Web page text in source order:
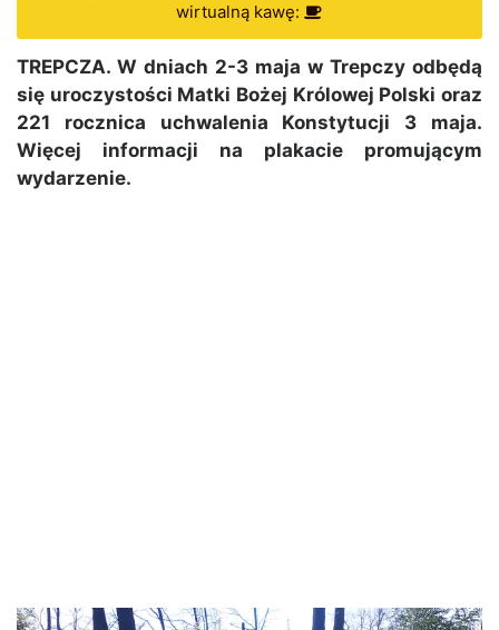
wirtualną kawę:
TREPCZA. W dniach 2-3 maja w Trepczy odbędą
się uroczystości Matki Bożej Królowej Polski oraz
221 rocznica uchwalenia Konstytucji 3 maja.
Więcej informacji na plakacie promującym
wydarzenie.